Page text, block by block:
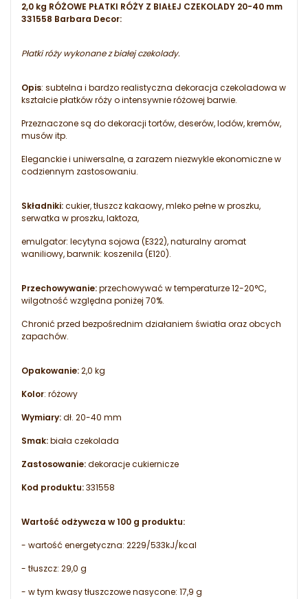
2,0 kg RÓŻOWE PŁATKI RÓŻY Z BIAŁEJ CZEKOLADY 20-40 mm
331558 Barbara Decor:
Płatki róży wykonane z białej czekolady.
Opis: subtelna i bardzo realistyczna dekoracja czekoladowa w
kształcie płatków róży o intensywnie różowej barwie.
Przeznaczone są do dekoracji tortów, deserów, lodów, kremów,
musów itp.
Eleganckie i uniwersalne, a zarazem niezwykle ekonomiczne w
codziennym zastosowaniu.
Składniki:cukier, tłuszcz kakaowy, mleko pełne w proszku,
serwatka w proszku, laktoza,
emulgator: lecytyna sojowa (E322), naturalny aromat
waniliowy, barwnik: koszenila (E120).
Przechowywanie:przechowywać w temperaturze 12-20°C,
wilgotność względna poniżej 70%.
Chronić przed bezpośrednim działaniem światła oraz obcych
zapachów.
Opakowanie:2,0 kg
Kolor: różowy
Wymiary:dł. 20-40 mm
Smak:biała czekolada
Zastosowanie:dekoracje cukiernicze
Kod produktu:331558
Wartość odżywcza w 100 g produktu:
- wartość energetyczna: 2229/533kJ/kcal
- tłuszcz: 29,0 g
- w tym kwasy tłuszczowe nasycone: 17,9 g